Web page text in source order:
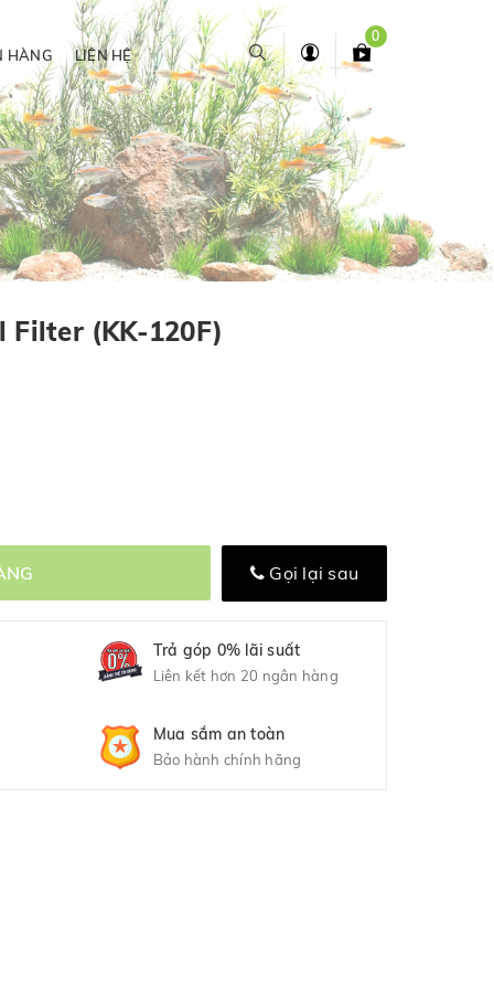
HÀNG LIÊN HỆ
0
Filter (KK-120F)
Gọi lại sau
Trả góp 0% lãi suất
Liên kết hơn 20 ngân hàng
Mua sắm an toàn
Bảo hành chính hãng